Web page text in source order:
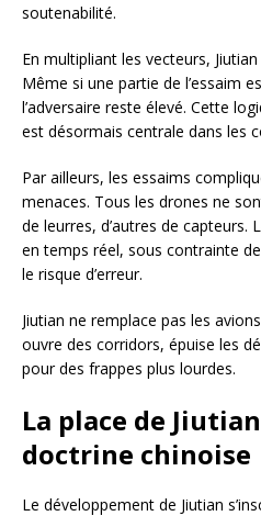
soutenabilité.
En multipliant les vecteurs,
Même si une partie de l’essaim
l’adversaire reste élevé. Cette
est désormais centrale dans les
Par ailleurs, les essaims
menaces. Tous les drones ne
de leurres, d’autres de capteurs.
en temps réel, sous contrainte
le risque d’erreur.
Jiutian ne remplace pas les
ouvre des corridors, épuise les
pour des frappes plus lourdes.
La place de
doctrine chinoise
Le développement de Jiutian